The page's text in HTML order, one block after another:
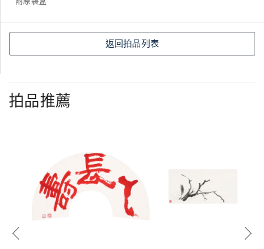
返回拍品列表
拍品推薦